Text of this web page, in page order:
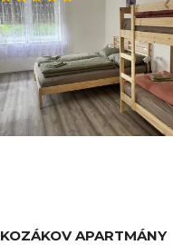
KOZÁKOV APARTMÁNY